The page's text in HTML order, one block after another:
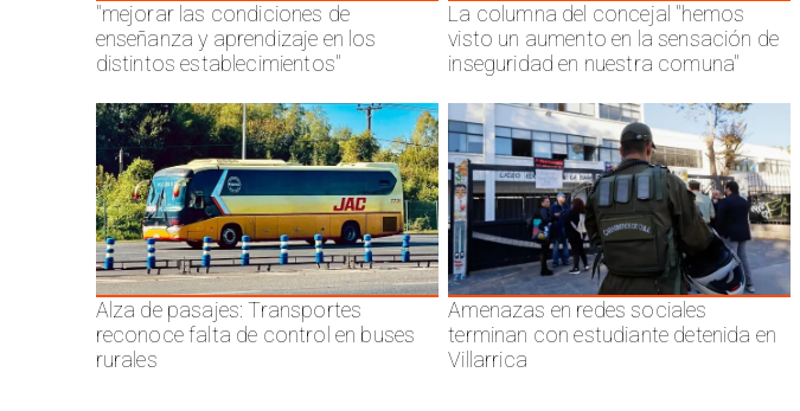
"mejorar las condiciones de
enseñanza y aprendizaje en los
distintos establecimientos"
La columna del concejal "hemos
visto un aumento en la sensación de
inseguridad en nuestra comuna"
Alza de pasajes: Transportes
reconoce falta de control en buses
rurales
Amenazas en redes sociales
terminan con estudiante detenida en
Villarrica